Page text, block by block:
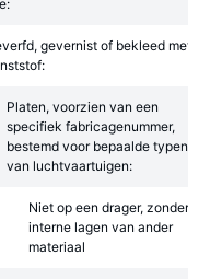
gevernist of bekleed met
Platen, voorzien van een
specifiek fabricagenummer,
bestemd voor bepaalde typen
van luchtvaartuigen:
Niet op een drager, zonder
interne lagen van ander
materiaal